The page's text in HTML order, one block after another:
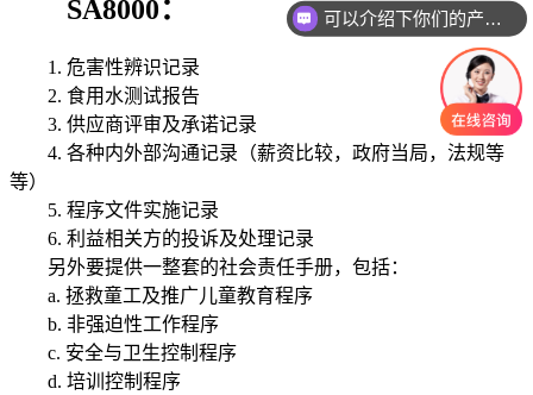
SA8000：
1. 危害性辨识记录
2. 食用水测试报告
3. 供应商评审及承诺记录
4. 各种内外部沟通记录（薪资比较，政府当局，法规等
等）
5. 程序文件实施记录
6. 利益相关方的投诉及处理记录
另外要提供一整套的社会责任手册，包括：
a. 拯救童工及推广儿童教育程序
b. 非强迫性工作程序
c. 安全与卫生控制程序
d. 培训控制程序
可以介绍下你们的产品么